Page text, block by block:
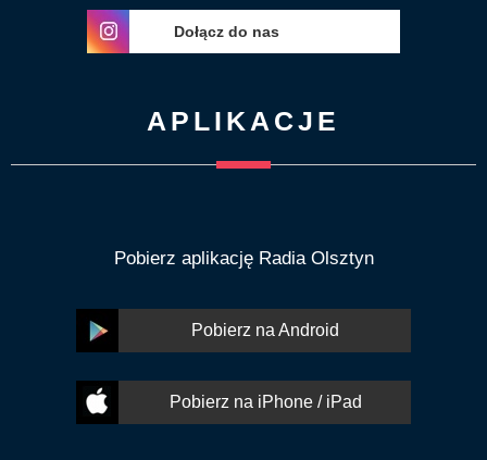
Dołącz do nas
APLIKACJE
Pobierz aplikację Radia Olsztyn
Pobierz na Android
Pobierz na iPhone / iPad